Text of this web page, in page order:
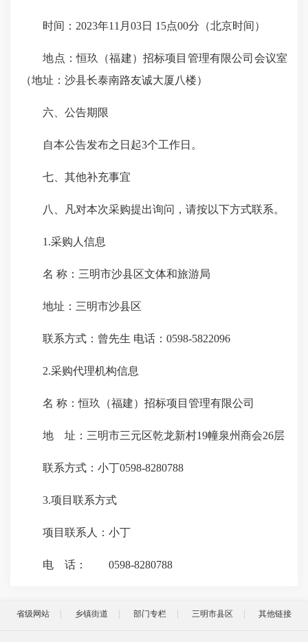
时间：2023年11月03日 15点00分（北京时间）
地点：恒玖（福建）招标项目管理有限公司会议室
（地址：沙县长泰南路友诚大厦八楼）
六、公告期限
自本公告发布之日起3个工作日。
七、其他补充事宜
八、凡对本次采购提出询问，请按以下方式联系。
1.采购人信息
名 称：三明市沙县区文体和旅游局
地址：三明市沙县区
联系方式：曾先生 电话：0598-5822096
2.采购代理机构信息
名 称：恒玖（福建）招标项目管理有限公司
地 址：三明市三元区乾龙新村19幢泉州商会26层
联系方式：小丁0598-8280788
3.项目联系方式
项目联系人：小丁
电 话： 0598-8280788
省级网站 乡镇街道 部门专栏 三明市县区 其他链接